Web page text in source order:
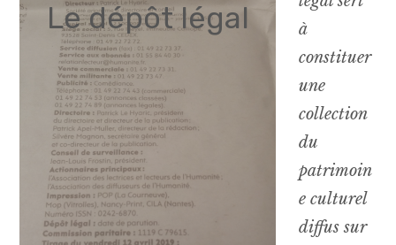
Le dépôt légal
à
constituer
une
collection
du
patrimoin
e culturel
diffus sur